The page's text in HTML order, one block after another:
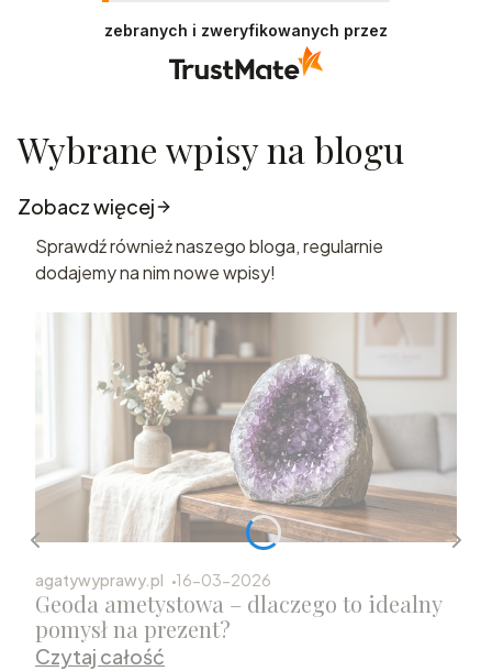
zebranych i zweryfikowanych przez
Wybrane wpisy na blogu
Zobacz więcej
Sprawdź również naszego bloga, regularnie
dodajemy na nim nowe wpisy!
agatywyprawy.pl 16-03-2026
Geoda ametystowa – dlaczego to idealny
pomysł na prezent?
Czytaj całość